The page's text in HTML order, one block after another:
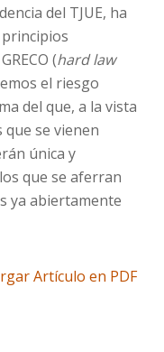
del TJUE, ha
(hard law
el riesgo
del que, a la vista
que se vienen
única y
que se aferran
ya abiertamente
Artículo en PDF